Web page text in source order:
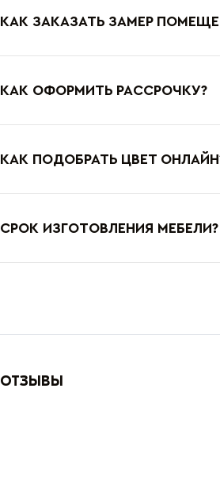
КАК ЗАКАЗАТЬ ЗАМЕР
КАК ОФОРМИТЬ РАССРОЧКУ?
КАК ПОДОБРАТЬ ЦВЕТ
СРОК ИЗГОТОВЛЕНИЯ МЕБЕЛИ?
ОТЗЫВЫ